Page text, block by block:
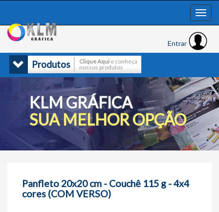
Entrar
Produtos Clique Aqui e conheça
nossos produtos
KLM GRÁFICA
SUA MELHOR OPÇÃO
Panfleto 20x20 cm - Couchê 115 g - 4x4
cores (COM VERSO)